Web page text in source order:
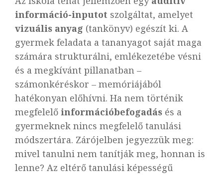
információ-inputot szolgáltat, amelyet
vizuális anyag (tankönyv) egészít ki. A
gyermek feladata a tananyagot saját maga
számára strukturálni, emlékezetébe vésni
és a megkívánt pillanatban –
számonkéréskor – memóriájából
hatékonyan előhívni. Ha nem történik
megfelelő információbefogadás és a
gyermeknek nincs megfelelő tanulási
módszertára. Zárójelben jegyezzük meg:
mivel tanulni nem tanítják meg, honnan is
lenne? Az eltérő tanulási képességű